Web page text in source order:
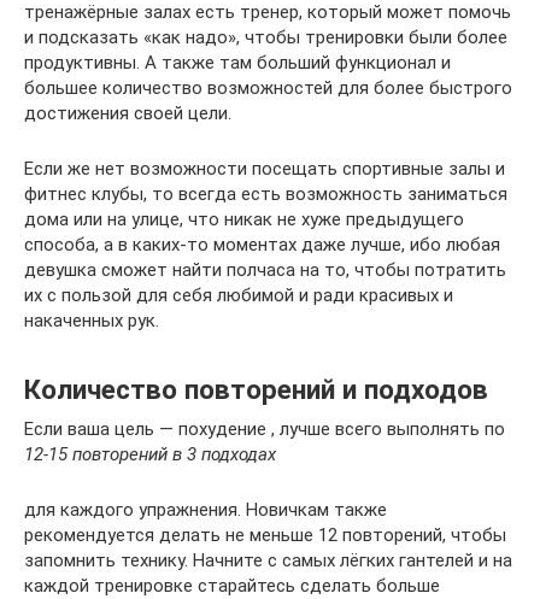
тренажёрные залах есть тренер, который может помочь
и подсказать «как надо», чтобы тренировки были более
продуктивны. А также там больший функционал и
большее количество возможностей для более быстрого
достижения своей цели.
Если же нет возможности посещать спортивные залы и
фитнес клубы, то всегда есть возможность заниматься
дома или на улице, что никак не хуже предыдущего
способа, а в каких-то моментах даже лучше, ибо любая
девушка сможет найти полчаса на то, чтобы потратить
их с пользой для себя любимой и ради красивых и
накаченных рук.
Количество повторений и подходов
Если ваша цель — похудение , лучше всего выполнять по
12-15 повторений в 3 подходах
для каждого упражнения. Новичкам также
рекомендуется делать не меньше 12 повторений, чтобы
запомнить технику. Начните с самых лёгких гантелей и на
каждой тренировке старайтесь сделать больше